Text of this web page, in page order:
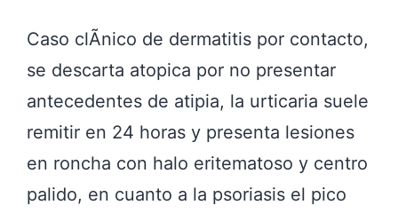
Caso clÃ­nico de dermatitis por contacto,
se descarta atopica por no presentar
antecedentes de atipia, la urticaria suele
remitir en 24 horas y presenta lesiones
en roncha con halo eritematoso y centro
palido, en cuanto a la psoriasis el pico